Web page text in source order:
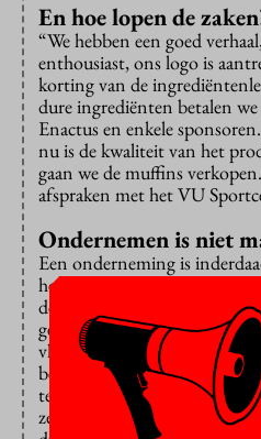
En hoe lopen de
“We hebben een goed
enthousiast, ons logo is
korting van de
dure ingrediënten betalen
Enactus en enkele
nu is de kwaliteit van het
gaan we de muffins
afspraken met het VU
Ondernemen is niet
Een onderneming is
het is belangrijk te geloven
denken, tijd en energie in je
gewoon geduld te hebben.
vluchtelingen tweemaal per
bejaarden en zijn we bezig
tegenslagen put ik graag
zelfhulpgoeroe Anthony